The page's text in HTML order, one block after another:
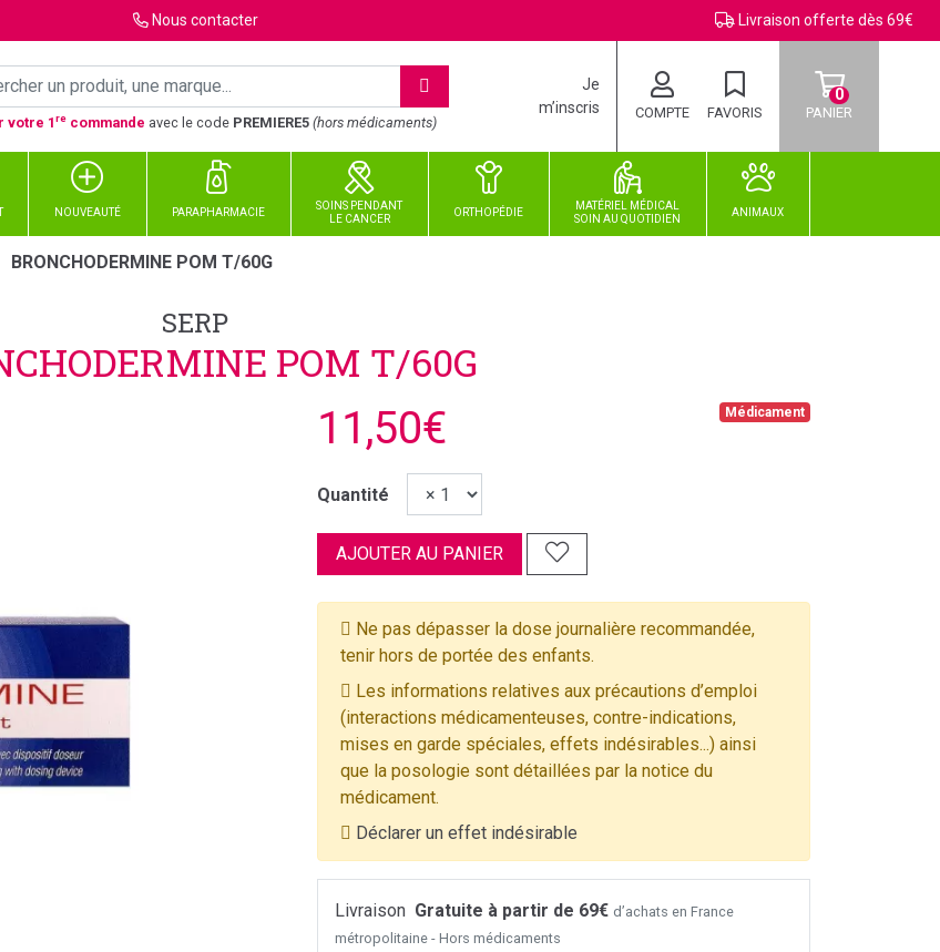
Nous contacter Livraison offerte dès 69€
votre 1re commande avec le code PREMIERE5 (hors médicaments)
Je
m’inscris
COMPTE FAVORIS PANIER
0
NOUVEAUTÉ PARAPHARMACIE
SOINS PENDANT
LE CANCER
ORTHOPÉDIE
MATÉRIEL MÉDICAL
SOINAUQUOTIDIEN
ANIMAUX
BRONCHODERMINE POM T/60G
SERP
POM T/60G
Médicament
11,50€
Quantité
AJOUTER AU PANIER
Ne pas dépasser la dose journalière recommandée,
tenir hors de portée des enfants.
Les informations relatives aux précautions d’emploi
(interactions médicamenteuses, contre-indications,
mises en garde spéciales, effets indésirables...) ainsi
que la posologie sont détaillées par la notice du
médicament.
Déclarer un effet indésirable
Livraison Gratuite à partir de 69€ d’achats en France
métropolitaine - Hors médicaments